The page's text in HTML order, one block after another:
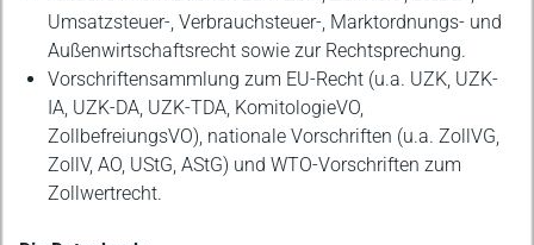
Umsatzsteuer-, Verbrauchsteuer-, Marktordnungs- und
Außenwirtschaftsrecht sowie zur Rechtsprechung.
Vorschriftensammlung zum EU-Recht (u.a. UZK, UZK-
IA, UZK-DA, UZK-TDA, KomitologieVO,
ZollbefreiungsVO), nationale Vorschriften (u.a. ZollVG,
ZollV, AO, UStG, AStG) und WTO-Vorschriften zum
Zollwertrecht.